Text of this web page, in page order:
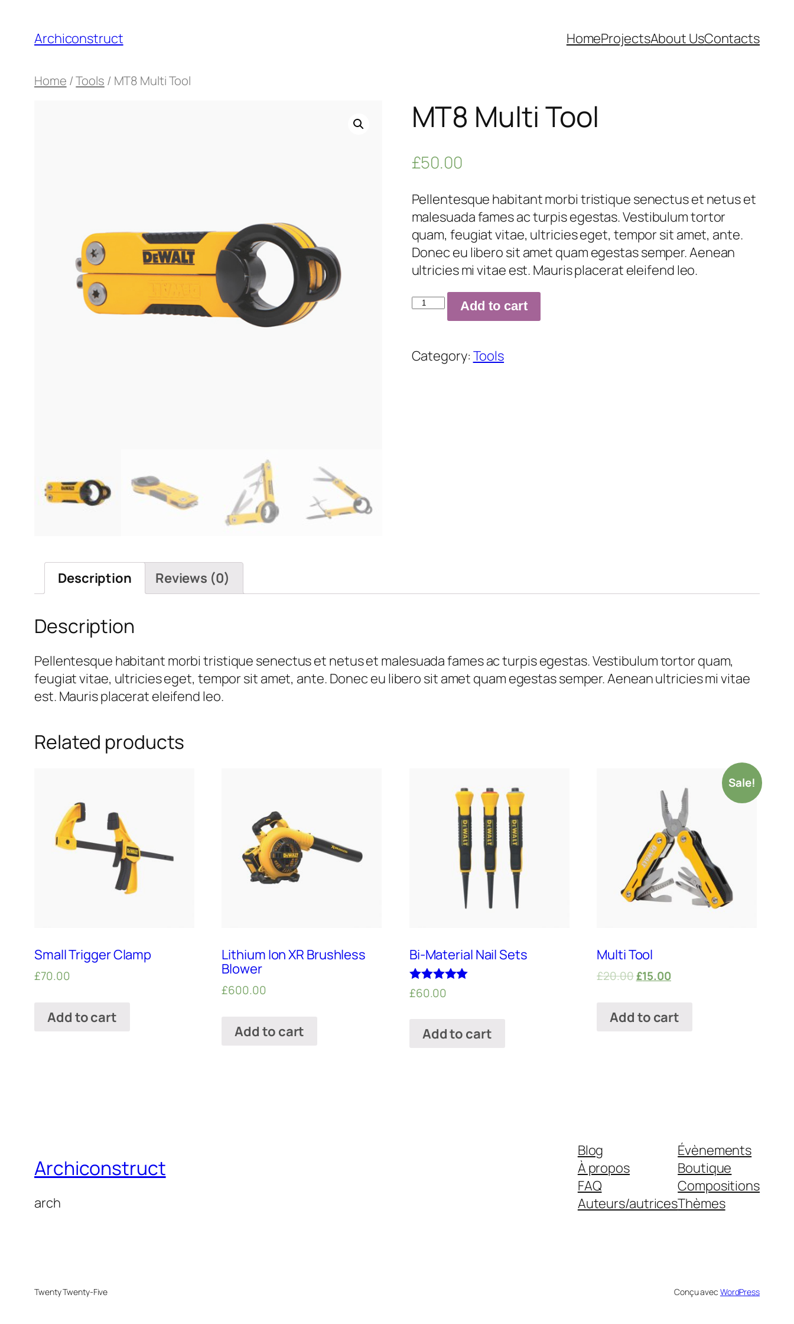
contenu
Archiconstruct HomeProjectsAbout UsContacts
Home /Tools / MT8 Multi Tool
MT8 Multi Tool
£50.00
Pellentesque habitant morbi tristique senectus et netus et
malesuada fames ac turpis egestas. Vestibulum tortor
quam, feugiat vitae, ultricies eget, tempor sit amet, ante.
Donec eu libero sit amet quam egestas semper. Aenean
ultricies mi vitae est. Mauris placerat eleifend leo.
MT8
quantity
Add to cart
Category: Tools
Description Reviews (0)
Description
Pellentesque habitant morbi tristique senectus et netus et malesuada fames ac turpis egestas. Vestibulum tortor quam,
feugiat vitae, ultricies eget, tempor sit amet, ante. Donec eu libero sit amet quam egestas semper. Aenean ultricies mi vitae
est. Mauris placerat eleifend leo.
Related products
Small Trigger Clamp
£70.00
Add to cart
Lithium Ion XR Brushless
Blower
£600.00
Add to cart
Bi-Material Nail Sets
Rated
5.00
£60.00
Add to cart
Sale!
Multi Tool
£20.00£15.00
Add to cart
Archiconstruct
arch
Blog
À propos
FAQ
Auteurs/autrices
Évènements
Boutique
Compositions
Thèmes
Twenty Twenty-Five Conçu avec WordPress